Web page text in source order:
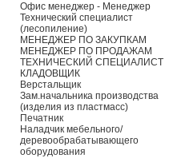
Офис менеджер - Менеджер
Технический специалист
(лесопиление)
МЕНЕДЖЕР ПО ЗАКУПКАМ
МЕНЕДЖЕР ПО ПРОДАЖАМ
ТЕХНИЧЕСКИЙ СПЕЦИАЛИСТ
КЛАДОВЩИК
Верстальщик
Зам.начальника производства
(изделия из пластмасс)
Печатник
Наладчик мебельного/
деревообрабатывающего
оборудования